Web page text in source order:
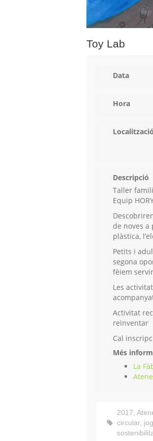
Toy Lab
Data
Hora
Localització
Descripció
Taller
Equip
de noves
plàstica,
Petits i
segona
fèiem
Les
Activitat
reinventar
Cal
Més
La
2017,
circular,